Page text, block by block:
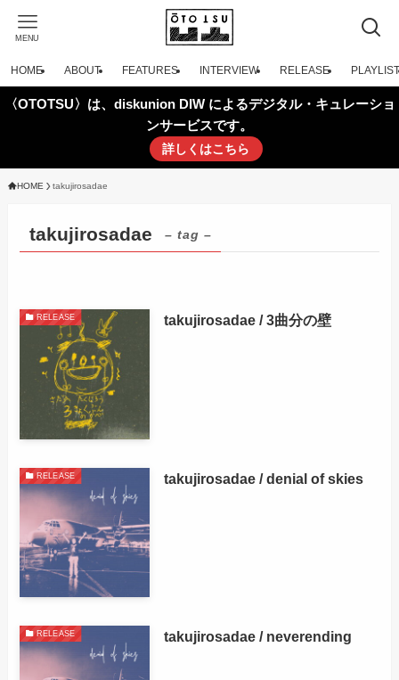
MENU
HOME ABOUT FEATURES INTERVIEW RELEASE PLAYLIST
〈OTOTSU〉は、diskunion DIW によるデジタル・キュレーショ
ンサービスです。
詳しくはこちら
HOME takujirosadae
takujirosadae – tag –
RELEASE takujirosadae / 3曲分の壁
RELEASE takujirosadae / denial of skies
RELEASE takujirosadae / neverending